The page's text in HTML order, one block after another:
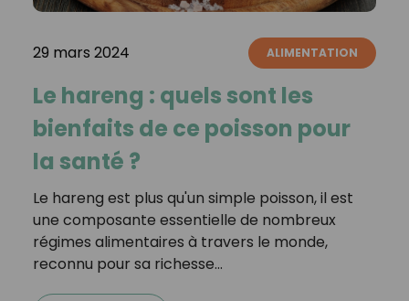
29 mars 2024 ALIMENTATION
Le hareng : quels sont les
bienfaits de ce poisson pour
la santé ?
Le hareng est plus qu'un simple poisson, il est
une composante essentielle de nombreux
régimes alimentaires à travers le monde,
reconnu pour sa richesse…